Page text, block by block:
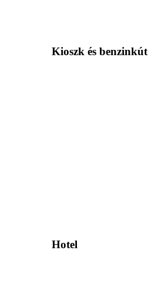
Kioszk és benzinkút
Hotel